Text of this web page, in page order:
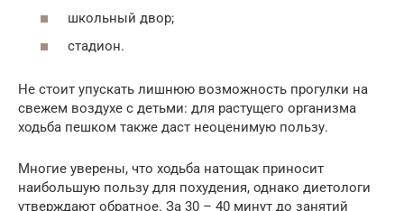
школьный двор;
стадион.
Не стоит упускать лишнюю возможность прогулки на
свежем воздухе с детьми: для растущего организма
ходьба пешком также даст неоценимую пользу.
Многие уверены, что ходьба натощак приносит
наибольшую пользу для похудения, однако диетологи
утверждают обратное. За 30 – 40 минут до занятий